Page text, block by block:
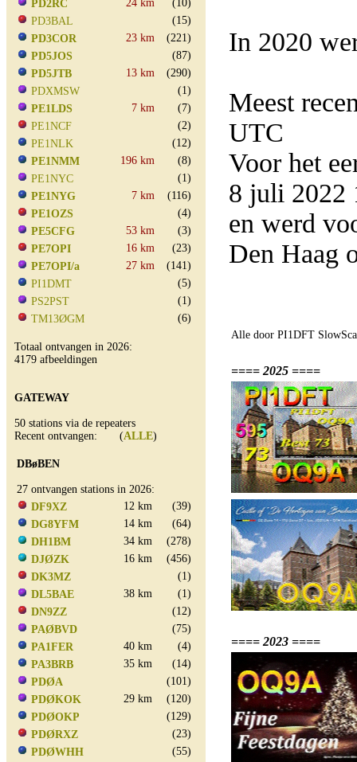
PD2RC
24 km
(10)
PD3BAL
(15)
PD3COR
23 km
(221)
PD5JOS
(87)
PD5JTB
13 km
(290)
PDXMSW
(1)
PE1LDS
7 km
(7)
PE1NCF
(2)
PE1NLK
(12)
PE1NMM
196 km
(8)
PE1NYC
(1)
PE1NYG
7 km
(116)
PE1OZS
(4)
PE5CFG
53 km
(3)
PE7OPI
16 km
(23)
PE7OPI/a
27 km
(141)
PI1DMT
(5)
PS2PST
(1)
TM13ØGM
(6)
Totaal ontvangen in 2026:
4179 afbeeldingen
GATEWAY
50 stations via de repeaters
Recent ontvangen: (ALLE)
DBøBEN
27 ontvangen stations in 2026:
DF9XZ
12 km
(39)
DG8YFM
14 km
(64)
DH1BM
34 km
(278)
DJØZK
16 km
(456)
DK3MZ
(1)
DL5BAE
38 km
(1)
DN9ZZ
(12)
PAØBVD
(75)
PA1FER
40 km
(4)
PA3BRB
35 km
(14)
PDØA
(101)
PDØKOK
29 km
(120)
PDØOKP
(129)
PDØRXZ
(23)
PDØWHH
(55)
In 2020
Meest
UTC
Voor het
8 juli 2022
en werd
Den Haag
Alle door PI1DFT
==== 2025 ====
==== 2023 ====